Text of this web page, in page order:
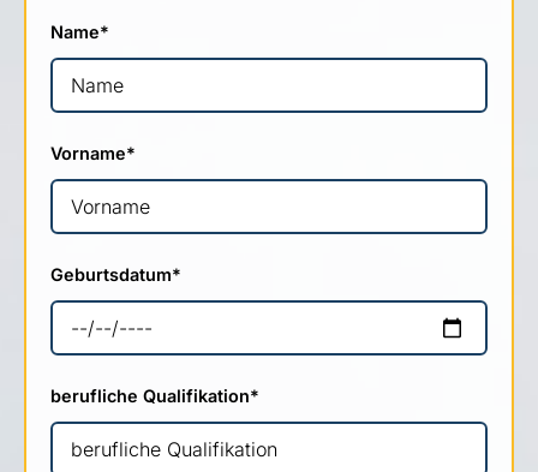
Name*
Vorname*
Geburtsdatum*
berufliche Qualifikation*